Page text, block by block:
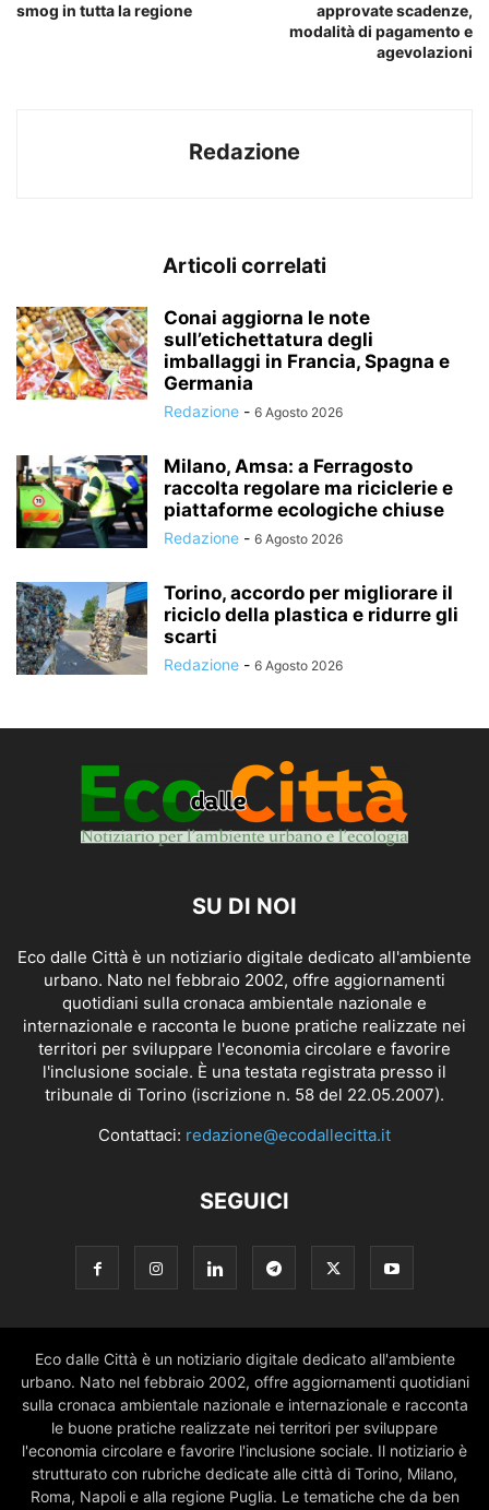
smog in tutta la regione
approvate scadenze,
modalità di pagamento e
agevolazioni
Redazione
Articoli correlati
Conai aggiorna le note
sull’etichettatura degli
imballaggi in Francia, Spagna e
Germania
Redazione - 6 Agosto 2026
Milano, Amsa: a Ferragosto
raccolta regolare ma riciclerie e
piattaforme ecologiche chiuse
Redazione - 6 Agosto 2026
Torino, accordo per migliorare il
riciclo della plastica e ridurre gli
scarti
Redazione - 6 Agosto 2026
SU DI NOI
Eco dalle Città è un notiziario digitale dedicato all'ambiente
urbano. Nato nel febbraio 2002, offre aggiornamenti
quotidiani sulla cronaca ambientale nazionale e
internazionale e racconta le buone pratiche realizzate nei
territori per sviluppare l'economia circolare e favorire
l'inclusione sociale. È una testata registrata presso il
tribunale di Torino (iscrizione n. 58 del 22.05.2007).
Contattaci: redazione@ecodallecitta.it
SEGUICI
Eco dalle Città è un notiziario digitale dedicato all'ambiente
urbano. Nato nel febbraio 2002, offre aggiornamenti quotidiani
sulla cronaca ambientale nazionale e internazionale e racconta
le buone pratiche realizzate nei territori per sviluppare
l'economia circolare e favorire l'inclusione sociale. Il notiziario è
strutturato con rubriche dedicate alle città di Torino, Milano,
Roma, Napoli e alla regione Puglia. Le tematiche che da ben